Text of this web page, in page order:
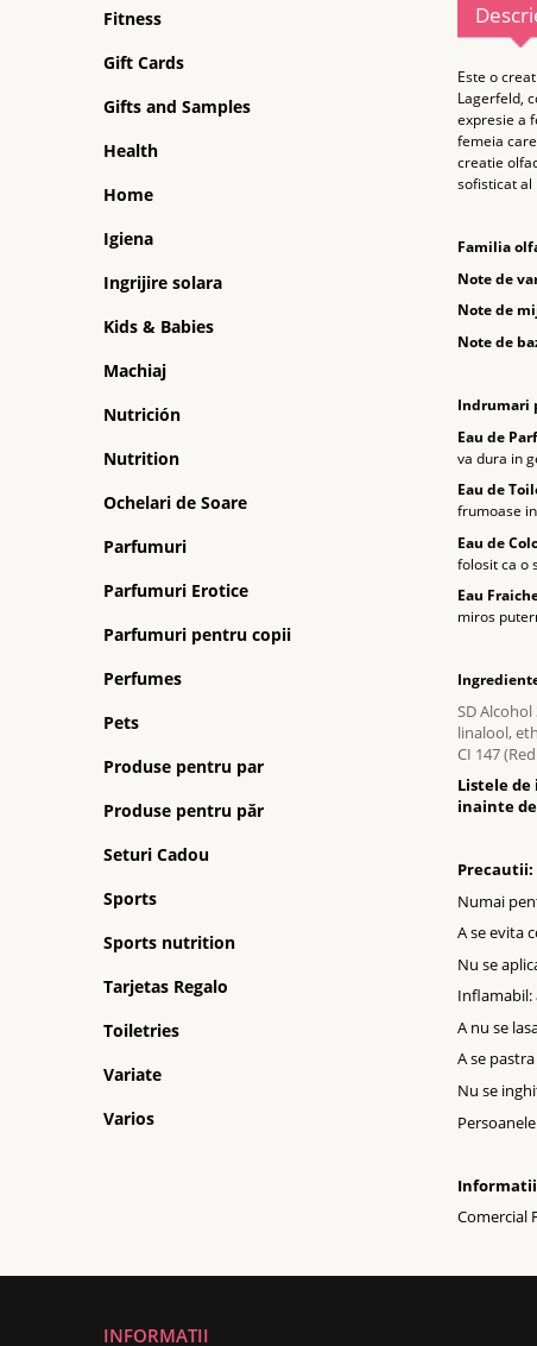
Fitness
Gift Cards
Gifts and Samples
Health
Home
Igiena
Ingrijire solara
Kids & Babies
Machiaj
Nutrición
Nutrition
Ochelari de Soare
Parfumuri
Parfumuri Erotice
Parfumuri pentru copii
Perfumes
Pets
Produse pentru par
Produse pentru păr
Seturi Cadou
Sports
Sports nutrition
Tarjetas Regalo
Toiletries
Variate
Varios
Este o
Lagerfeld,
expresie a
femeia
creatie
sofisticat al
Familia
Note de
Note de
Note de
Indrumari
Eau de
va dura in
Eau de
frumoase
Eau de
folosit ca o
Eau
miros
SD
linalool,
CI 147
Listele
inainte
Precautii:
Numai
A se evita
Nu se
Inflamabil:
A nu se
A se
Nu se
Informatii
Comercial
INFORMATII